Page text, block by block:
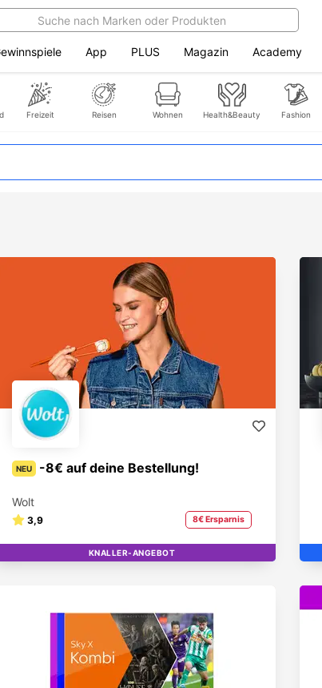
App PLUS Magazin Academy
Freizeit Reisen Wohnen Health&Beauty Fashion
NEU -8€ auf deine Bestellung!
Wolt
3,9 8€ Ersparnis
TOP
KNALLER-ANGEBOT